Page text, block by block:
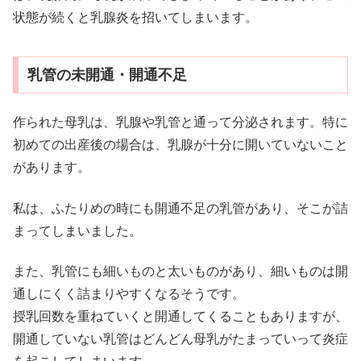
状態が続くと乳腺炎を招いてしまいます。
乳管の未開通・開通不足
作られた母乳は、乳腺や乳管と通って分泌されます。特に
初めての出産後の場合は、乳腺が十分に開いていないこと
があります。
私は、ふたりめの時にも開通不足の乳管があり、そこが詰
まってしまいました。
また、乳管にも細いものと太いものがあり、細いものは開
通しにくく詰まりやすくなるそうです。
授乳回数を重ねていくと開通してくることもありますが、
開通していない乳管はどんどん母乳がたまっていって炎症